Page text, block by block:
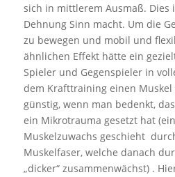
sich in mittlerem Ausmaß. Dies
Dehnung Sinn macht. Um die
zu bewegen und mobil und
ähnlichen Effekt hätte ein
Spieler und Gegenspieler in
dem Krafttraining einen
günstig, wenn man bedenkt,
ein Mikrotrauma gesetzt hat
Muskelzuwachs geschieht
Muskelfaser, welche danach
„dicker“ zusammenwächst) .